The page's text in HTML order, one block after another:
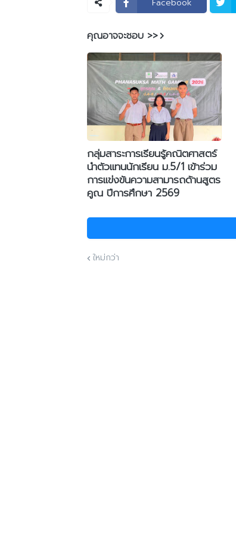
Facebook
คุณอาจจะชอบ >>
กลุ่มสาระการเรียนรู้คณิตศาสตร์
นำตัวแทนนักเรียน ม.5/1 เข้าร่วม
การแข่งขันความสามารถด้านสูตร
คูณ ปีการศึกษา 2569
ใหม่กว่า